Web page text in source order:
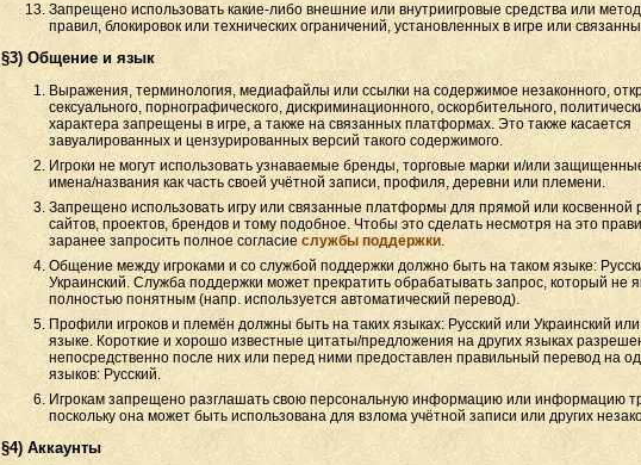
Запрещено использовать какие-либо внешние или внутриигровые средства или
правил, блокировок или технических ограничений, установленных в игре или
§3) Общение и язык
Выражения, терминология, медиафайлы или ссылки на содержимое незаконного,
сексуального, порнографического, дискриминационного, оскорбительного,
характера запрещены в игре, а также на связанных платформах. Это также касается
завуалированных и цензурированных версий такого содержимого.
Игроки не могут использовать узнаваемые бренды, торговые марки и/или
имена/названия как часть своей учётной записи, профиля, деревни или племени.
Запрещено использовать игру или связанные платформы для прямой или косвенной
сайтов, проектов, брендов и тому подобное. Чтобы это сделать несмотря на это
заранее запросить полное согласие службы поддержки.
Общение между игроками и со службой поддержки должно быть на таком языке:
Украинский. Служба поддержки может прекратить обрабатывать запрос, который не
полностью понятным (напр. используется автоматический перевод).
Профили игроков и племён должны быть на таких языках: Русский или Украинский
языке. Короткие и хорошо известные цитаты/предложения на других языках
непосредственно после них или перед ними предоставлен правильный перевод на
языков: Русский.
Игрокам запрещено разглашать свою персональную информацию или информацию
поскольку она может быть использована для взлома учётной записи или других
§4) Аккаунты